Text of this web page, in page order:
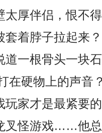
太厚伴侣，恨不
套着脖子拉起来
道一根骨头一块
在硬物上的声音
玩家才是最紧要
叉怪游戏……他